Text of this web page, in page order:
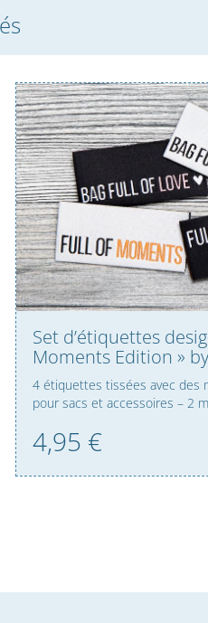
Set d’étiquettes
Moments Edition »
4 étiquettes tissées avec des
pour sacs et accessoires – 2
4,95 €